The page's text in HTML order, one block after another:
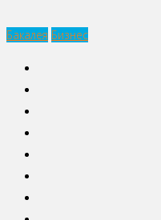
Бакалея Бизнес